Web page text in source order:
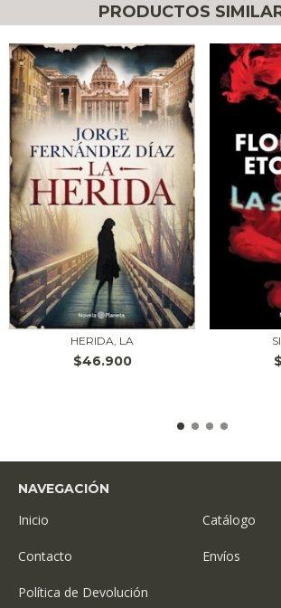
PRODUCTOS
HERIDA, LA
$46.900
NAVEGACIÓN
Inicio Catálogo
Contacto Envíos
Política de Devolución